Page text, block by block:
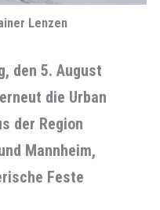
Lenzen
den 5. August
die Urban
der Region
Mannheim,
Feste